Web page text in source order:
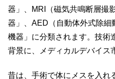
器」、MRI（磁気共鳴断層撮
器」、AED（自動体外式除細
機器」に分類されます。技術
背景に、メディカルデバイス
昔は、手術で体にメスを入れ